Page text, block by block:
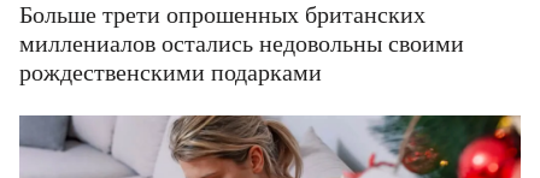
Больше трети опрошенных британских
миллениалов остались недовольны своими
рождественскими подарками